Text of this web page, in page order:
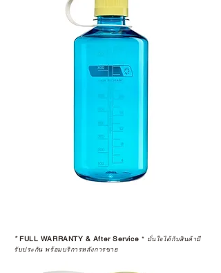
*FULL WARRANTY & After Service * มั่นใจได้กับสินค้ามี
รับประกัน พร้อมบริการหลังการขาย